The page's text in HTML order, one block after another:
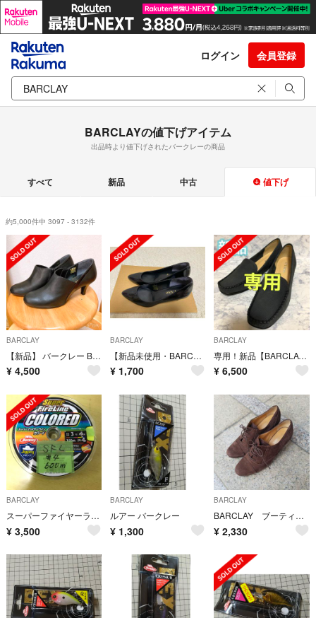
ログイン 会員登録
BARCLAYの値下げアイテム
出品時より値下げされたバークレーの商品
すべて 新品 中古 値下げ
約5,000件中 3097 - 3132件
BARCLAY
【新品】 バークレー BARCLAY ショートブーツ ブーティー
¥ 4,500
BARCLAY
【新品未使用・BARCLAY】黒パンプス
¥ 1,700
BARCLAY
専用！新品【BARCLAY】本革モカシンパンプス
¥ 6,500
BARCLAY
スーパーファイヤーライン 4号 600m グリーン 1回使用
¥ 3,500
BARCLAY
ルアー バークレー
¥ 1,300
BARCLAY
BARCLAY ブーティ オックスフォードシューズ
¥ 2,330